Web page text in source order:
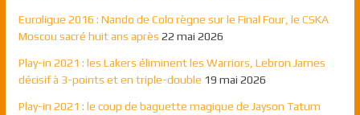
Euroligue 2016 : Nando de Colo règne sur le Final Four, le CSKA
Moscou sacré huit ans après 22 mai 2026
Play-in 2021 : les Lakers éliminent les Warriors, Lebron James
décisif à 3-points et en triple-double 19 mai 2026
Play-in 2021 : le coup de baguette magique de Jayson Tatum